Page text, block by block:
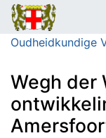
Oudheidkundige
Wegh der